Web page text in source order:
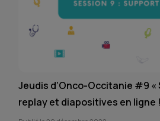
Jeudis d’Onco-Occitanie #9 «
replay et diapositives en ligne !